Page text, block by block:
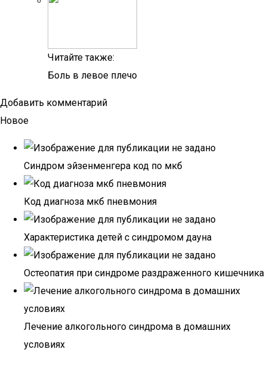
Читайте также:
Боль в левое плечо
Добавить комментарий
Новое
Синдром эйзенменгера код по мкб
Код диагноза мкб пневмония
Характеристика детей с синдромом дауна
Остеопатия при синдроме раздраженного кишечника
Лечение алкогольного синдрома в домашних
условиях